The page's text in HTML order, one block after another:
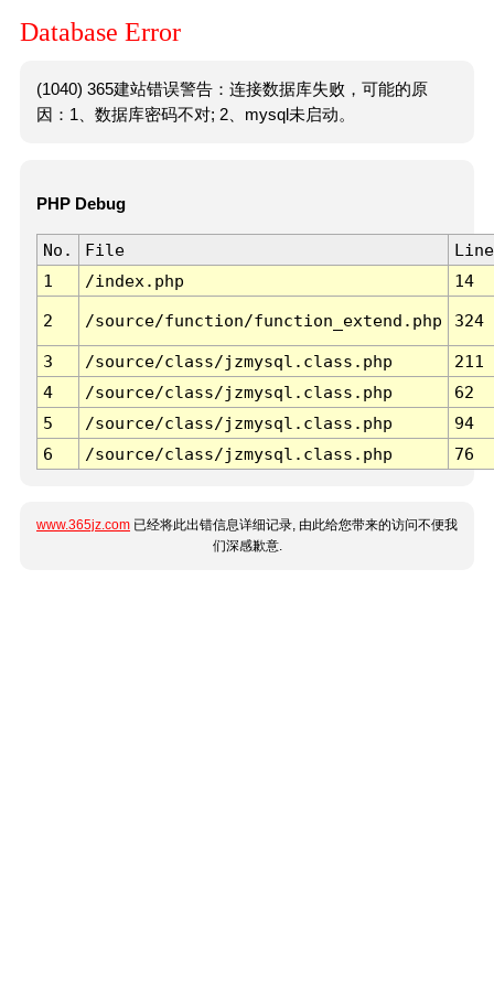
Database Error
(1040) 365建站错误警告：连接数据库失败，可能的原
因：1、数据库密码不对; 2、mysql未启动。
PHP Debug
No. File
Line
1
/index.php 14
2 /source/function/function_extend.php 324
3 /source/class/jzmysql.class.php
211
4
/source/class/jzmysql.class.php
62
5
/source/class/jzmysql.class.php
94
6
/source/class/jzmysql.class.php 76
www.365jz.com 已经将此出错信息详细记录, 由此给您带来的访问不便我
们深感歉意.